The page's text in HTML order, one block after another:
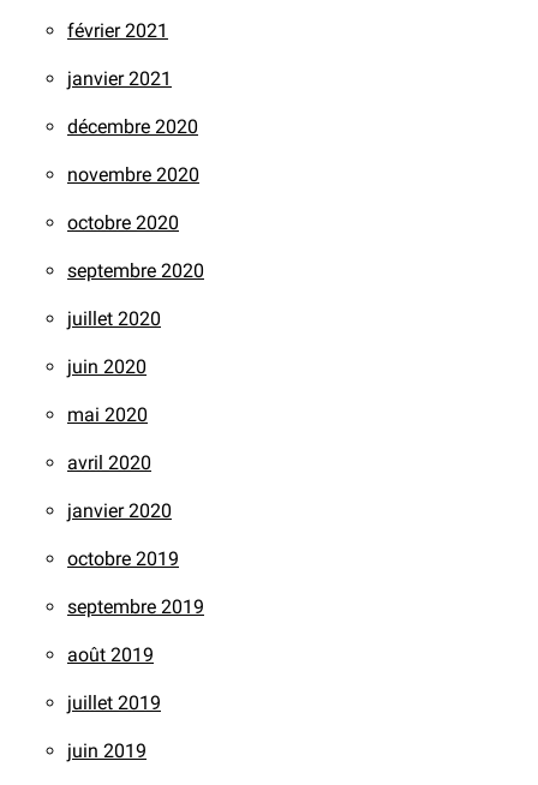
février 2021
janvier 2021
décembre 2020
novembre 2020
octobre 2020
septembre 2020
juillet 2020
juin 2020
mai 2020
avril 2020
janvier 2020
octobre 2019
septembre 2019
août 2019
juillet 2019
juin 2019